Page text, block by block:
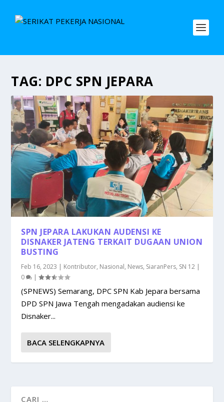
TAG: DPC SPN JEPARA
SPN JEPARA LAKUKAN AUDENSI KE
DISNAKER JATENG TERKAIT DUGAAN UNION
BUSTING
Feb 16, 2023 | Kontributor, Nasional, News, SiaranPers, SN 12 |
0
|
(SPNEWS) Semarang, DPC SPN Kab Jepara bersama
DPD SPN Jawa Tengah mengadakan audiensi ke
Disnaker...
BACA SELENGKAPNYA